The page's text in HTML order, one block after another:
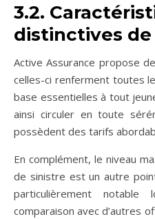
3.2.
distinctives de
Active Assurance propose
celles-ci renferment toutes
base essentielles à tout
ainsi circuler en toute
possèdent des tarifs
En complément, le niveau
de sinistre est un autre
particulièrement notable
comparaison avec d’autres